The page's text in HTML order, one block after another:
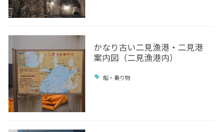
かなり古い二見漁港・二見港
案内図（二見漁港内）
船・乗り物